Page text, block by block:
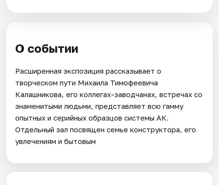
О событии
Расширенная экспозиция рассказывает о
творческом пути Михаила Тимофеевича
Калашникова, его коллегах-заводчанах, встречах со
знаменитыми людьми, представляет всю гамму
опытных и серийных образцов системы АК.
Отдельный зал посвящен семье конструктора, его
увлечениям и бытовым